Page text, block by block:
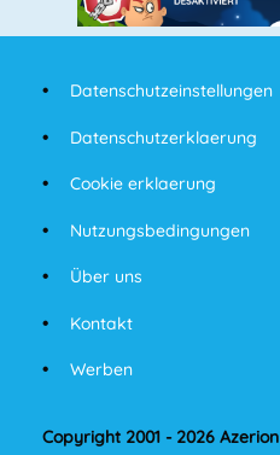
Datenschutzeinstellungen
Datenschutzerklaerung
Cookie erklaerung
Nutzungsbedingungen
Über uns
Kontakt
Werben
Copyright 2001 - 2026 Azerion